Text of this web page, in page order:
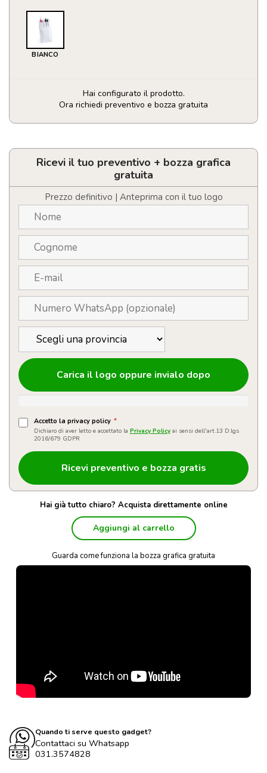
BIANCO
Hai configurato il prodotto.
Ora richiedi preventivo e bozza gratuita
Protettore
Tormil
quantitàRicevi il tuo preventivo + bozza grafica
gratuita
Prezzo definitivo | Anteprima con il tuo logo
Carica il logo oppure invialo dopo
Accetto la privacy policy *
Dichiaro di aver letto e accettato la Privacy Policy ai sensi dell'art.13 D.lgs
2016/679 GDPR
Hai già tutto chiaro? Acquista direttamente online
Aggiungi al carrello
Guarda come funziona la bozza grafica gratuita
Quando ti serve questo gadget?
Contattaci su Whatsapp
031.3574828